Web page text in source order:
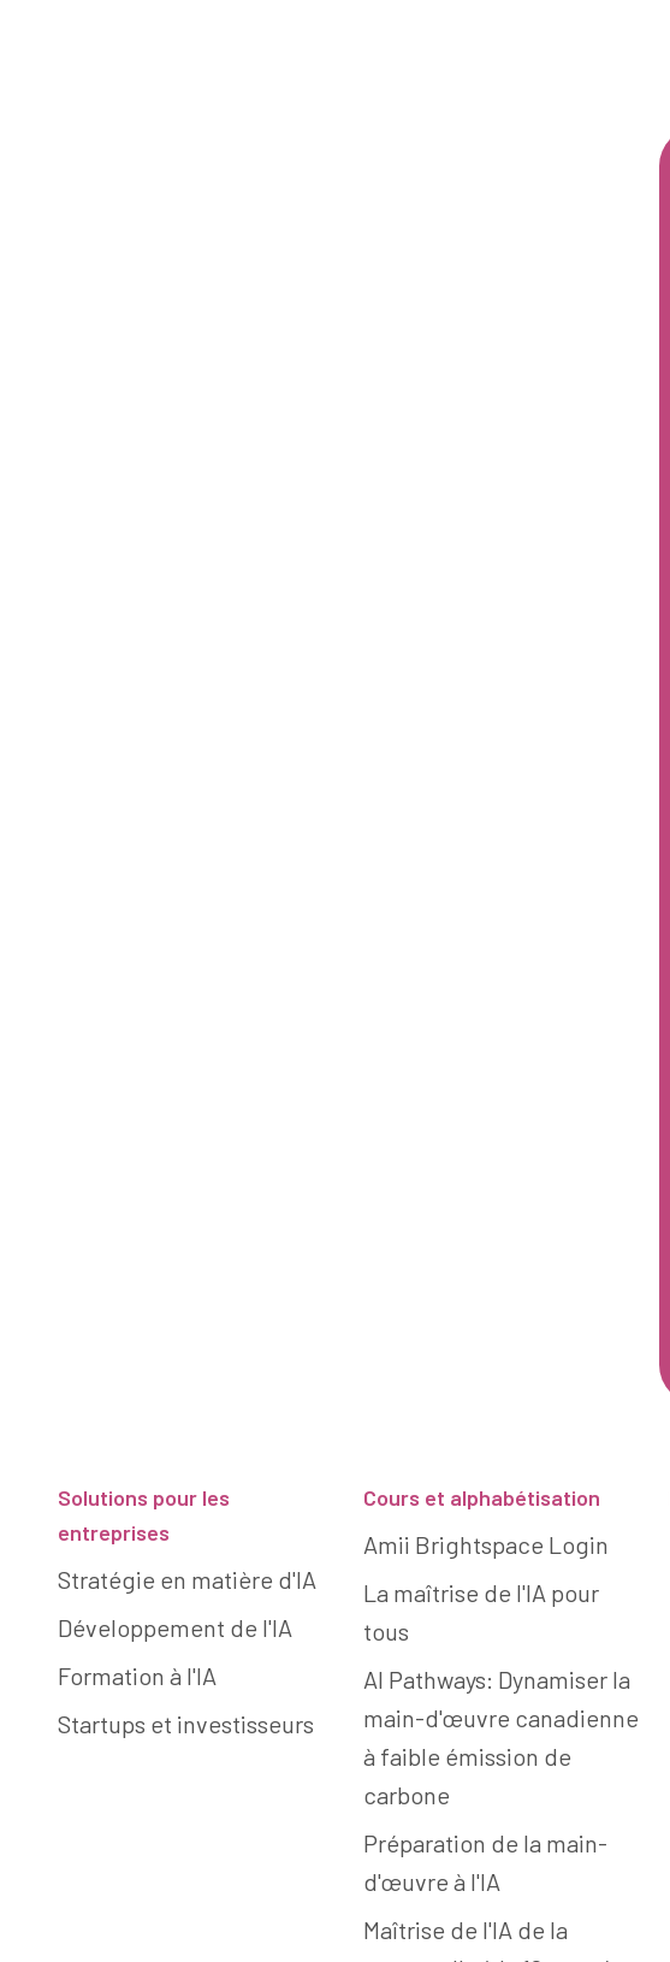
Solutions pour les
entreprises
Stratégie en matière d'IA
Développement de l'IA
Formation à l'IA
Startups et investisseurs
Cours et alphabétisation
Amii Brightspace Login
La maîtrise de l'IA pour
tous
AI Pathways: Dynamiser la
main-d'œuvre canadienne
à faible émission de
carbone
Préparation de la main-
d'œuvre à l'IA
Maîtrise de l'IA de la